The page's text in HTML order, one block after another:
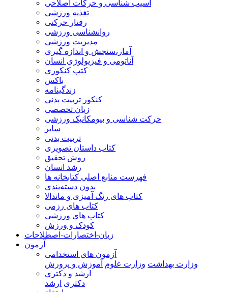
آسیب شناسی و حرکات اصلاحی
تغذیه ورزشی
رفتار حرکتی
روانشناسی ورزشی
مدیریت ورزشی
آمار،سنجش و اندازه گیری
آناتومی و فیزیولوژی انسان
کتب کنکوری
باکس
زندگینامه
کنکور تربیت بدنی
زبان تخصصی
حرکت شناسی و بیومکانیک ورزشی
سایر
تربیت بدنی
کتاب داستان تصویری
روش تحقیق
رشد انسان
فهرست منابع اصلی کتابخانه ها
بدون دسته‌بندی
کتاب های رنگ آمیزی و ماندالا
کتاب های رزمی
کتاب های ورزشی
کودک و ورزش
زبان-اختصارات-اصطلاحات
آزمون
آزمون های استخدامی
وزارت بهداشت وزارت علوم آموزش و پرورش
ارشد و دکتری
دکتری ارشد